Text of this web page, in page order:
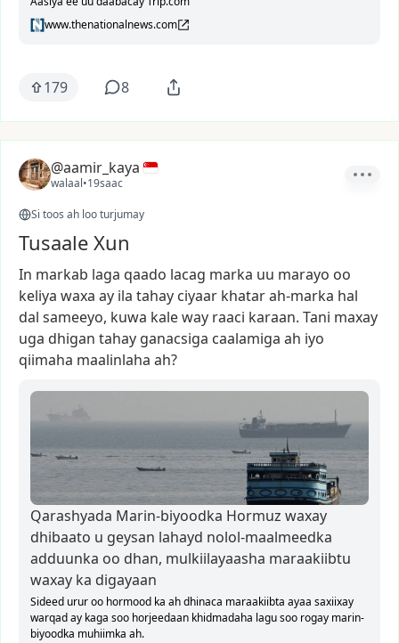
www.thenationalnews.com
179 8
@aamir_kaya
walaal•19saac
Si toos ah loo turjumay
Tusaale Xun
In markab laga qaado lacag marka uu marayo oo
keliya waxa ay ila tahay ciyaar khatarah-marka hal
dal sameeyo, kuwa kaleway raaci karaan. Tani maxay
uga dhigan tahay ganacsiga caalamiga ah iyo
qiimaha maalinlaha ah?
Qarashyada Marin-biyoodka Hormuz waxay
dhibaato u geysan lahayd nolol-maalmeedka
adduunka oo dhan, mulkiilayaasha maraakiibtu
waxay ka digayaan
Sideed urur oo hormood ka ah dhinaca maraakiibta ayaa saxiixay
warqad ay kaga soo horjeedaan khidmadaha lagu soo rogay marin-
biyoodka muhiimka ah.